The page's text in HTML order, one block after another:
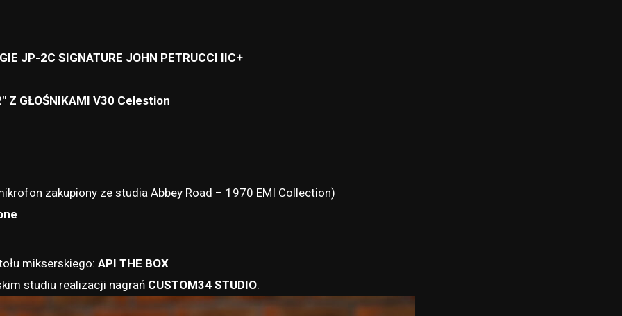
JP-2C SIGNATURE JOHN PETRUCCI IIC+
Z GŁOŚNIKAMI V30 Celestion
zakupiony ze studia Abbey Road – 1970 EMI Collection)
mikserskiego: API THE BOX
studiu realizacji nagrań CUSTOM34 STUDIO.